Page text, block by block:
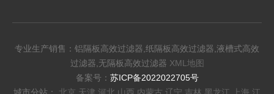
专业生产销售：铝隔板高效过滤器,纸隔板高效过滤器,液槽式高效
过滤器,无隔板高效过滤器 XML地图
备案号： 苏ICP备2022022705号